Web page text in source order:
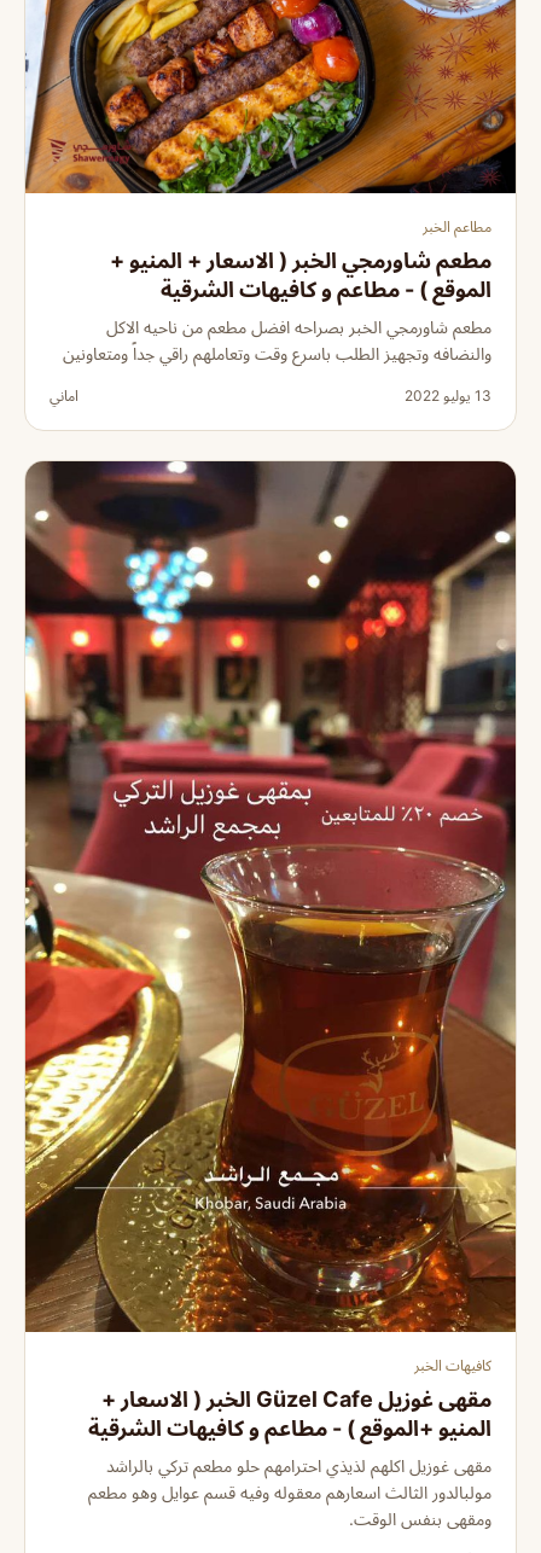
مطاعم الخبر
مطعم شاورمجي الخبر ( الاسعار + المنيو +
الموقع ) - مطاعم و كافيهات الشرقية
مطعم شاورمجي الخبر بصراحه افضل مطعم من ناحيه الاكل
والنضافه وتجهيز الطلب باسرع وقت وتعاملهم راقي جداً ومتعاونين
13 يوليو 2022 اماني
كافيهات الخبر
مقهى غوزيل Güzel Cafe الخبر ( الاسعار +
المنيو +الموقع ) - مطاعم و كافيهات الشرقية
مقهى غوزيل اكلهم لذيذي احترامهم حلو مطعم تركي بالراشد
مولبالدور الثالث اسعارهم معقوله وفيه قسم عوايل وهو مطعم
ومقهى بنفس الوقت.